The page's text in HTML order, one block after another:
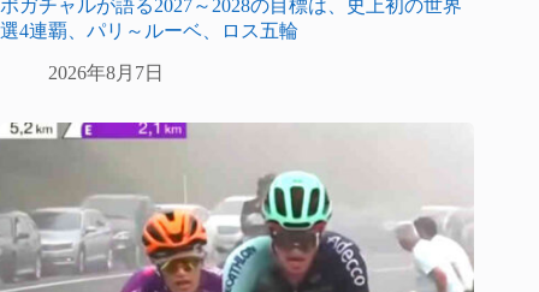
ポガチャルが語る2027～2028の目標は、史上初の世界
選4連覇、パリ～ルーベ、ロス五輪
2026年8月7日